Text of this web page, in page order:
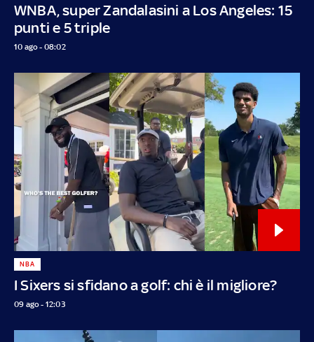
WNBA, super Zandalasini a Los Angeles: 15
punti e 5 triple
10 ago - 08:02
I Sixers si sfidano a golf: chi è il migliore?
NBA
09 ago - 12:03